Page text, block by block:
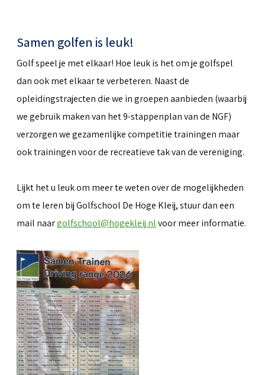
Samen golfen is leuk!
Golf speel je met elkaar! Hoe leuk is het om je golfspel
dan ook met elkaar te verbeteren. Naast de
opleidingstrajecten die we in groepen aanbieden (waarbij
we gebruik maken van het 9-stappenplan van de NGF)
verzorgen we gezamenlijke competitie trainingen maar
ook trainingen voor de recreatieve tak van de vereniging.
Lijkt het u leuk om meer te weten over de mogelijkheden
om te leren bij Golfschool De Hoge Kleij, stuur dan een
mail naargolfschool@hogekleij.nlvoor meer informatie.